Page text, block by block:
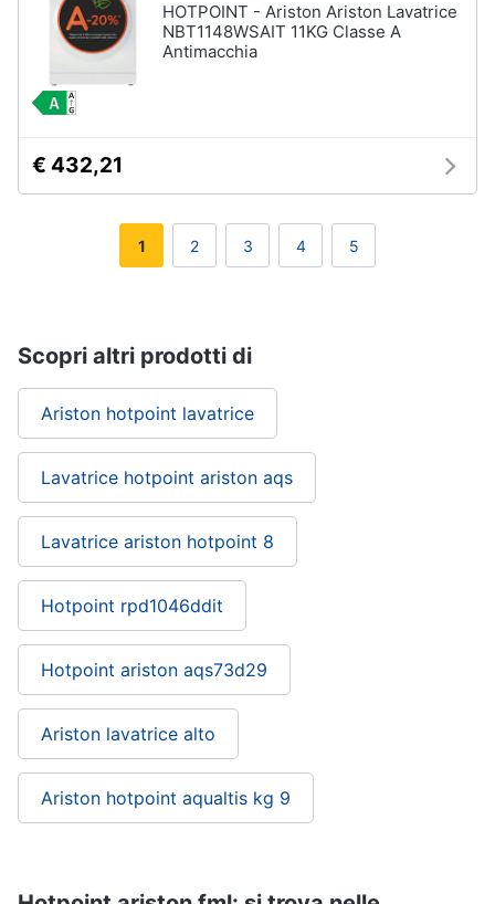
HOTPOINT - Ariston Ariston Lavatrice
NBT1148WSAIT 11KG Classe A
Antimacchia
€ 432,21
1 2 3 4 5
Scopri altri prodotti di
Ariston hotpoint lavatrice
Lavatrice hotpoint ariston aqs
Lavatrice ariston hotpoint 8
Hotpoint rpd1046ddit
Hotpoint ariston aqs73d29
Ariston lavatrice alto
Ariston hotpoint aqualtis kg 9